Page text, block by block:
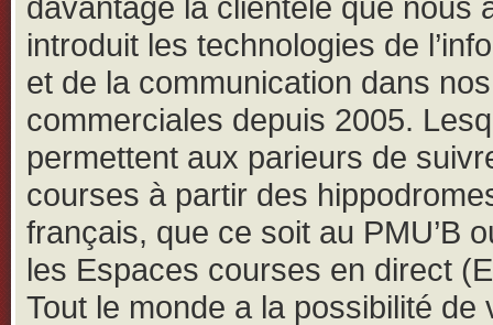
introduit les technologies de
et de la communication dans
commerciales depuis 2005.
permettent aux parieurs de
courses à partir des
français, que ce soit au PMU’B
les Espaces courses en direct
Tout le monde a la possibilité de